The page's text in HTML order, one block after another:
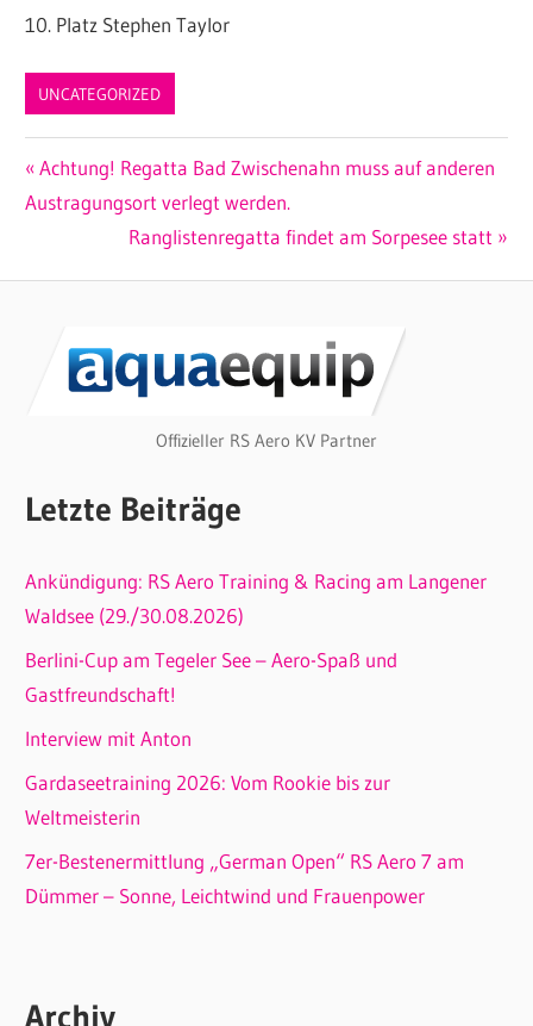
10. Platz Stephen Taylor
UNCATEGORIZED
Beitragsnavigation
Vorheriger
Beitrag:
Achtung! Regatta Bad Zwischenahn muss auf anderen
Austragungsort verlegt werden.
Nächster
Ranglistenregatta findet am Sorpesee statt
Offizieller RS Aero KV Partner
Letzte Beiträge
Ankündigung: RS Aero Training & Racing am Langener
Waldsee (29./30.08.2026)
Berlini-Cup am Tegeler See – Aero-Spaß und
Gastfreundschaft!
Interview mit Anton
Gardaseetraining 2026: Vom Rookie bis zur
Weltmeisterin
7er-Bestenermittlung „German Open“ RS Aero 7 am
Dümmer – Sonne, Leichtwind und Frauenpower
Archiv